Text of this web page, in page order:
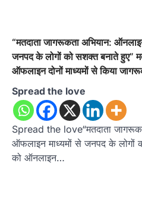
“मतदाता जागरूकता अभियान:
जनपद के लोगों को सशक्त बनाते हुए”
ऑफलाइन दोनों माध्यमों से किया
Spread the love
Spread the love“मतदाता
ऑफलाइन माध्यमों से जनपद के लोगों
को ऑनलाइन…